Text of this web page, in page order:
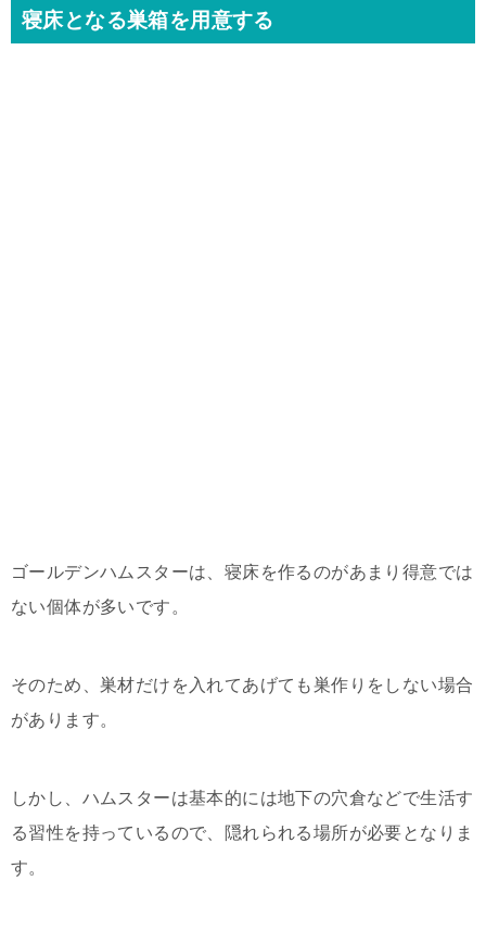
寝床となる巣箱を用意する
ゴールデンハムスターは、寝床を作るのがあまり得意では
ない個体が多いです。
そのため、巣材だけを入れてあげても巣作りをしない場合
があります。
しかし、ハムスターは基本的には地下の穴倉などで生活す
る習性を持っているので、隠れられる場所が必要となりま
す。